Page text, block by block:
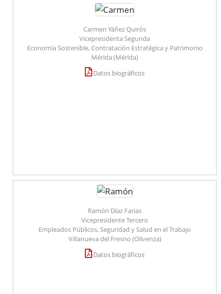
Carmen Yáñez Quirós
Vicepresidenta Segunda
Economía Sostenible, Contratación Estratégica y Patrimonio
Mérida (Mérida)
Datos biográficos
Ramón Díaz Farias
Vicepresidente Tercero
Empleados Públicos, Seguridad y Salud en el Trabajo
Villanueva del Fresno (Olivenza)
Datos biográficos